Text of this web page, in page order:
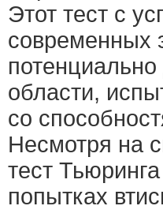
Этот тест с
современных
области,
со
Несмотря на
тест
попытках